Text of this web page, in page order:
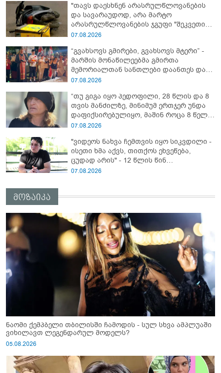
"თავს დაესხნენ არასრულწლოვანების
და სავარაუდოდ, არა მარტო
არასრულწლოვანების ჯგუფი "შეკვეთის
მიტანისას, "გლოვოს" კურიერია
ადვოკატი?
07.08.2026
“გვახსოვს გმირები, გვახსოვს მტერი” -
მარშის მონაწილეებმა გმირთა
მემორიალთან სანთლები დაანთეს და
გმირების ხსოვნას პატივი მიაგეს
07.08.2026
“თუ გიგა იყო პედოფილი, 28 წლის და 8
თვის მანძილზე, მინიმუმ ერთჯერ უნდა
დაფიქსირებულიყო, მაშინ როცა 8 წელი
ამზადებდა მოსწავლეებს! - იპოვონ ერთი
ავიწროებდა” - ეკა კუპატაძე
07.08.2026
"ვიდეოს ნახვა ჩემთვის იყო სიკვდილი -
ისეთი ხმა აქვს, თითქოს ეხვეწება,
ცუდად არის" - 12 წლის წინ
გაუჩინარებული ბიჭის დედა
07.08.2026
მოზაიკა
ნაომი ქემპბელი თბილისში ჩამოდის - სულ სხვა ამპლუაში
ვიხილავთ ლეგენდარულ მოდელს?
05.08.2026